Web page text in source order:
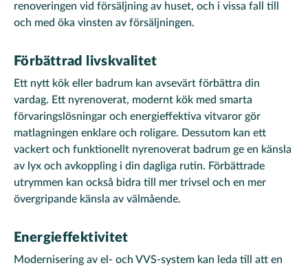
renoveringen vid försäljning av huset, och i vissa fall till
och med öka vinsten av försäljningen.
Förbättrad livskvalitet
Ett nytt kök eller badrum kan avsevärt förbättra din
vardag. Ett nyrenoverat, modernt kök med smarta
förvaringslösningar och energieffektiva vitvaror gör
matlagningen enklare och roligare. Dessutom kan ett
vackert och funktionellt nyrenoverat badrum ge en känsla
av lyx och avkoppling i din dagliga rutin. Förbättrade
utrymmen kan också bidra till mer trivsel och en mer
övergripande känsla av välmående.
Energieffektivitet
Modernisering av el- och VVS-system kan leda till att en